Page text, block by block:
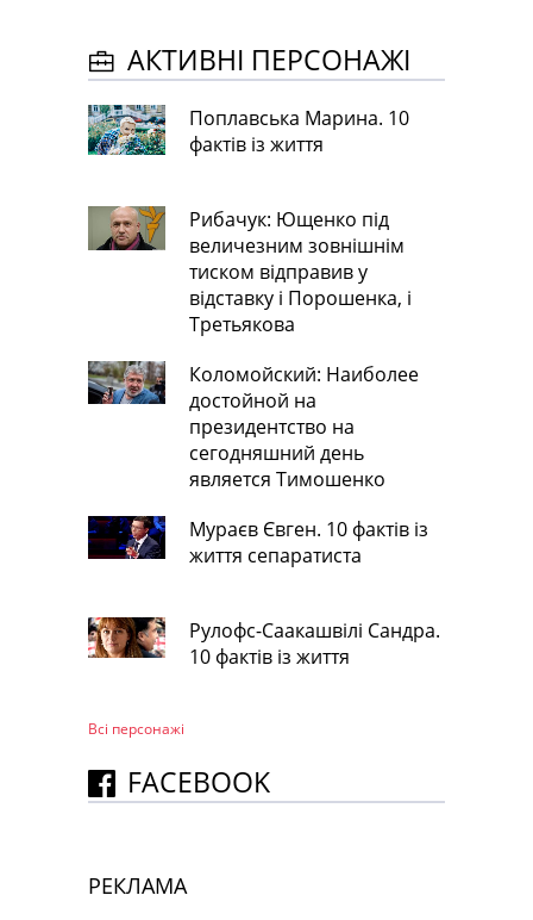
АКТИВНІ ПЕРСОНАЖІ
Поплавська Марина. 10
фактів із життя
Рибачук: Ющенко під
величезним зовнішнім
тиском відправив у
відставку і Порошенка, і
Третьякова
Коломойский: Наиболее
достойной на
президентство на
сегодняшний день
является Тимошенко
Мураєв Євген. 10 фактів із
життя сепаратиста
Рулофс-Саакашвілі Сандра.
10 фактів із життя
Всі персонажi
FACEBOOK
РЕКЛАМА